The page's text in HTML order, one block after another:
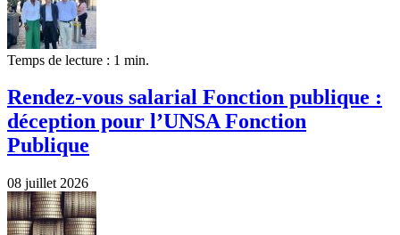
Temps de lecture : 1 min.
Rendez-vous salarial Fonction publique :
déception pour l’UNSA Fonction
Publique
08 juillet 2026